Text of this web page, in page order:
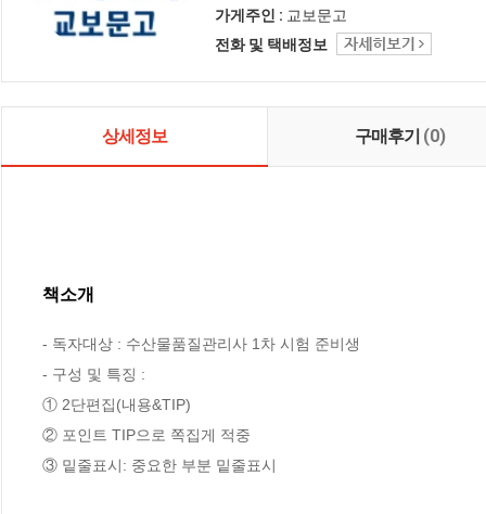
가게주인 : 교보문고
전화 및 택배정보
상세정보 구매후기 (0)
책소개
- 독자대상 : 수산물품질관리사 1차 시험 준비생
- 구성 및 특징 :
① 2단편집(내용&TIP)
② 포인트 TIP으로 쪽집게 적중
③ 밑줄표시: 중요한 부분 밑줄표시